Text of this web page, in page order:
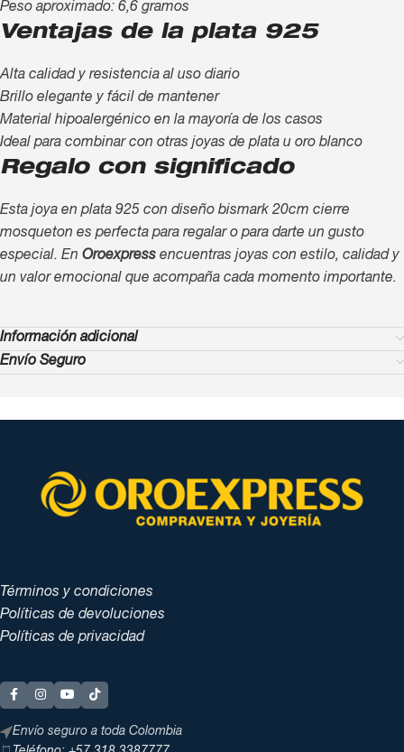
Peso aproximado: 6,6 gramos
Ventajas de la plata 925
Alta calidad y resistencia al uso diario
Brillo elegante y fácil de mantener
Material hipoalergénico en la mayoría de los casos
Ideal para combinar con otras joyas de plata u oro blanco
Regalo con significado
Esta joya en plata 925 con diseño bismark 20cm cierre
mosqueton es perfecta para regalar o para darte un gusto
especial. En Oroexpress encuentras joyas con estilo, calidad y
un valor emocional que acompaña cada momento importante.
Información adicional
Envío Seguro
Términos y condiciones
Políticas de devoluciones
Políticas de privacidad
Envío seguro a toda Colombia